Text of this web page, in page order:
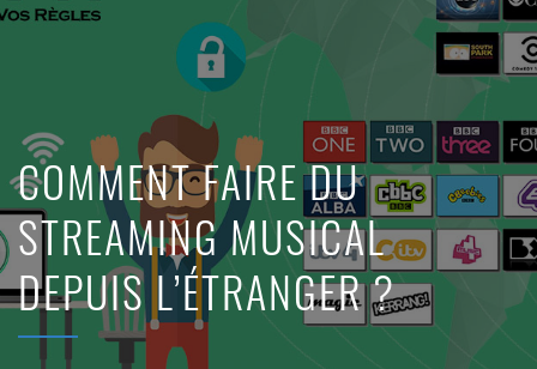
COMMENT FAIRE DU
STREAMING MUSICAL
DEPUIS L’ÉTRANGER ?